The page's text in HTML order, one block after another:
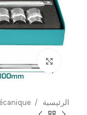
الرئيسية